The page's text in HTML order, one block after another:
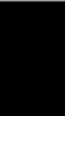
الدوري السعودي